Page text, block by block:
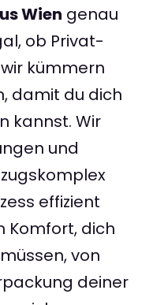
Wien genau
ob Privat-
kümmern
damit du dich
kannst. Wir
und
effizient
Komfort, dich
von
deiner